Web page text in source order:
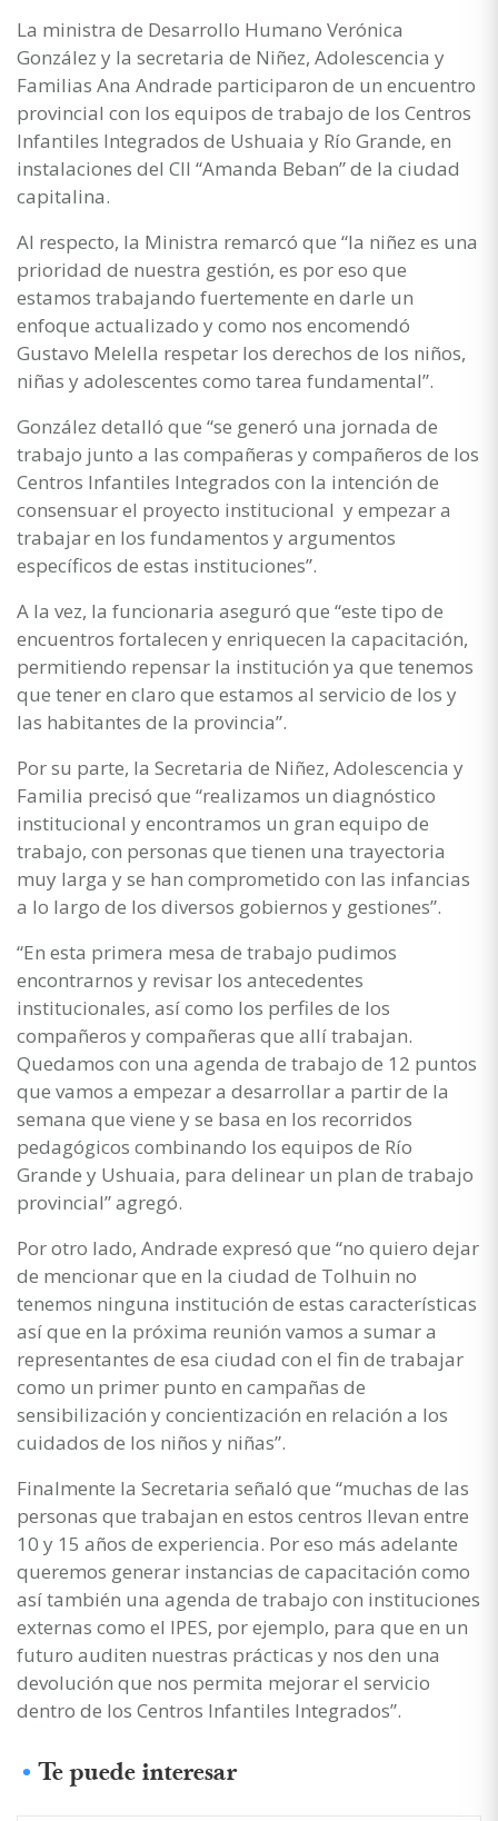
La ministra de Desarrollo Humano Verónica
González y la secretaria de Niñez, Adolescencia y
Familias Ana Andrade participaron de un encuentro
provincial con los equipos de trabajo de los Centros
Infantiles Integrados de Ushuaia y Río Grande, en
instalaciones del CII “Amanda Beban” de la ciudad
capitalina.
Al respecto, la Ministra remarcó que “la niñez es una
prioridad de nuestra gestión, es por eso que
estamos trabajando fuertemente en darle un
enfoque actualizado y como nos encomendó
Gustavo Melella respetar los derechos de los niños,
niñas y adolescentes como tarea fundamental”.
González detalló que “se generó una jornada de
trabajo junto a las compañeras y compañeros de los
Centros Infantiles Integrados con la intención de
consensuar el proyecto institucional y empezar a
trabajar en los fundamentos y argumentos
específicos de estas instituciones”.
A la vez, la funcionaria aseguró que “este tipo de
encuentros fortalecen y enriquecen la capacitación,
permitiendo repensar la institución ya que tenemos
que tener en claro que estamos al servicio de los y
las habitantes de la provincia”.
Por su parte, la Secretaria de Niñez, Adolescencia y
Familia precisó que “realizamos un diagnóstico
institucional y encontramos un gran equipo de
trabajo, con personas que tienen una trayectoria
muy larga y se han comprometido con las infancias
a lo largo de los diversos gobiernos y gestiones”.
“En esta primera mesa de trabajo pudimos
encontrarnos y revisar los antecedentes
institucionales, así como los perfiles de los
compañeros y compañeras que allí trabajan.
Quedamos con una agenda de trabajo de 12 puntos
que vamos a empezar a desarrollar a partir de la
semana que viene y se basa en los recorridos
pedagógicos combinando los equipos de Río
Grande y Ushuaia, para delinear un plan de trabajo
provincial” agregó.
Por otro lado, Andrade expresó que “no quiero dejar
de mencionar que en la ciudad de Tolhuin no
tenemos ninguna institución de estas características
así que en la próxima reunión vamos a sumar a
representantes de esa ciudad con el fin de trabajar
como un primer punto en campañas de
sensibilización y concientización en relación a los
cuidados de los niños y niñas”.
Finalmente la Secretaria señaló que “muchas de las
personas que trabajan en estos centros llevan entre
10 y 15 años de experiencia. Por eso más adelante
queremos generar instancias de capacitación como
así también una agenda de trabajo con instituciones
externas como el IPES, por ejemplo, para que en un
futuro auditen nuestras prácticas y nos den una
devolución que nos permita mejorar el servicio
dentro de los Centros Infantiles Integrados”.
Te puede interesar